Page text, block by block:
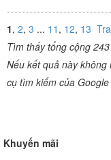
1, 2, 3 ... 11 , 12, 13
Tìm thấy tổng cộng
Nếu kết quả này
cụ tìm kiếm của
Khuyến mãi